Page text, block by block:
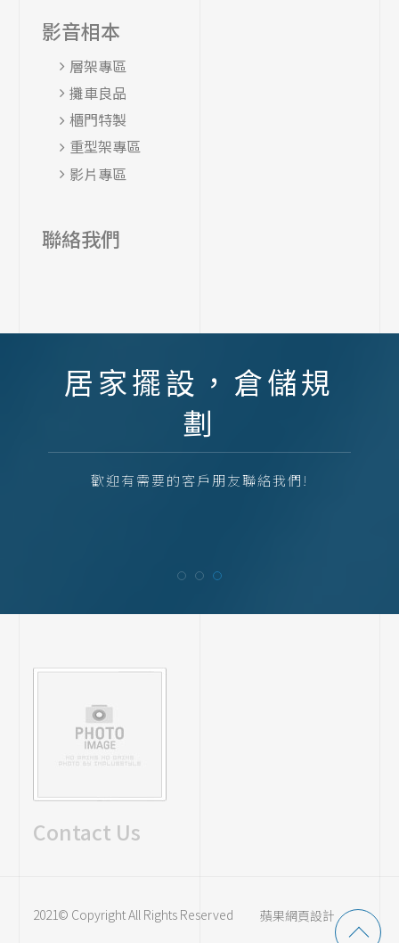
影音相本
層架專區
攤車良品
櫃門特製
重型架專區
影片專區
聯絡我們
居家擺設，倉儲規
劃
歡迎有需要的客戶朋友聯絡我們!
Contact Us
2021© Copyright All Rights Reserved 蘋果網頁設計